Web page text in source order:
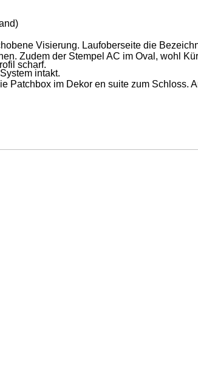
Visierung. Laufoberseite die
Zudem der Stempel AC im Oval, wohl
scharf.
intakt.
Patchbox im Dekor en suite zum Schloss.